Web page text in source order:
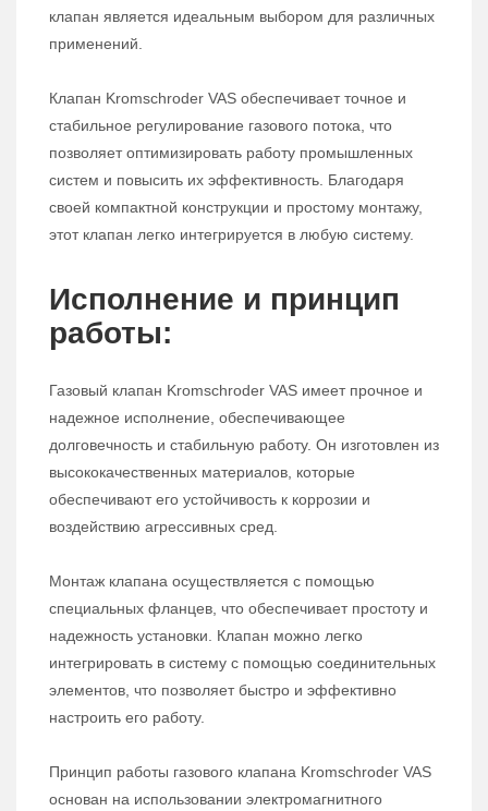
клапан является идеальным выбором для различных
применений.
Клапан Kromschroder VAS обеспечивает точное и
стабильное регулирование газового потока, что
позволяет оптимизировать работу промышленных
систем и повысить их эффективность. Благодаря
своей компактной конструкции и простому монтажу,
этот клапан легко интегрируется в любую систему.
Исполнение и принцип
работы:
Газовый клапан Kromschroder VAS имеет прочное и
надежное исполнение, обеспечивающее
долговечность и стабильную работу. Он изготовлен из
высококачественных материалов, которые
обеспечивают его устойчивость к коррозии и
воздействию агрессивных сред.
Монтаж клапана осуществляется с помощью
специальных фланцев, что обеспечивает простоту и
надежность установки. Клапан можно легко
интегрировать в систему с помощью соединительных
элементов, что позволяет быстро и эффективно
настроить его работу.
Принцип работы газового клапана Kromschroder VAS
основан на использовании электромагнитного